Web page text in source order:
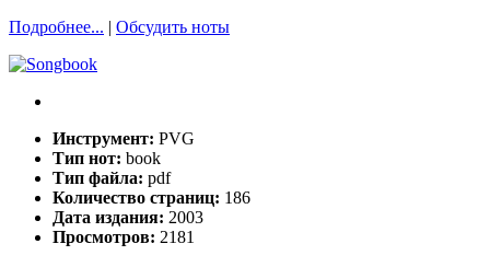
Подробнее... | Обсудить ноты
Инструмент: PVG
Тип нот: book
Тип файла: pdf
Количество страниц: 186
Дата издания: 2003
Просмотров: 2181